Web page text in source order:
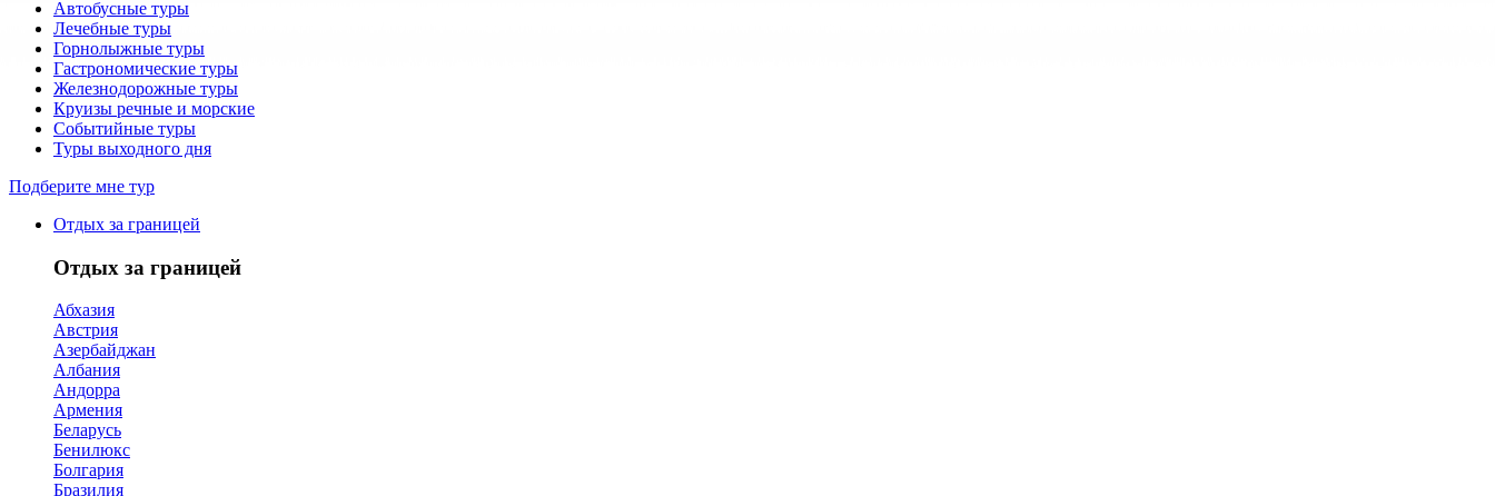
Автобусные туры
Лечебные туры
Горнолыжные туры
Гастрономические туры
Железнодорожные туры
Круизы речные и морские
Событийные туры
Туры выходного дня
Подберите мне тур
Отдых за границей
Отдых за границей
Абхазия
Австрия
Азербайджан
Албания
Андорра
Армения
Беларусь
Бенилюкс
Болгария
Бразилия